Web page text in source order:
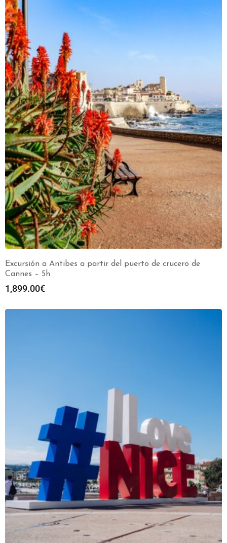
Excursión a Antibes a partir del puerto de crucero de
Cannes – 5h
1,899.00€